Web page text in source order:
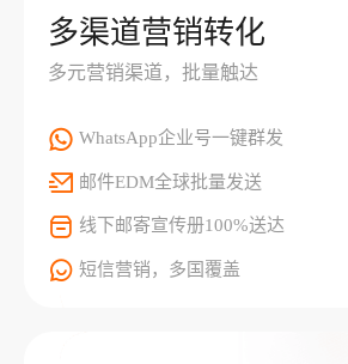
多渠道营销转化
多元营销渠道，批量触达
WhatsApp企业号一键群发
邮件EDM全球批量发送
线下邮寄宣传册100%送达
短信营销，多国覆盖